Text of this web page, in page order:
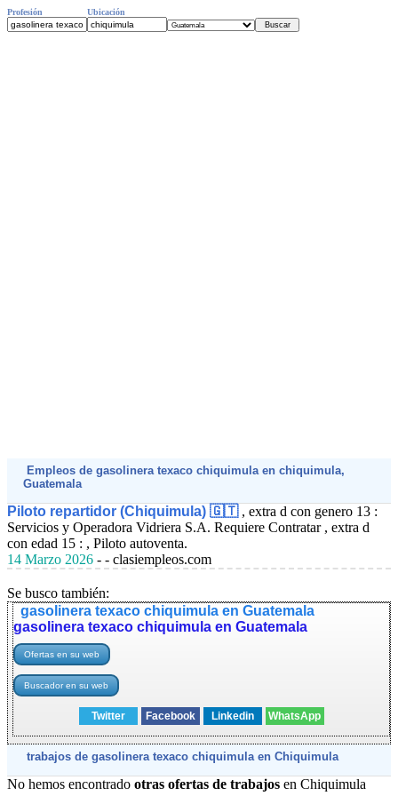
Profesión Ubicación
Empleos de gasolinera texaco chiquimula en chiquimula,
Guatemala
Piloto repartidor (Chiquimula) 🇬🇹 , extra d con genero 13 :
Servicios y Operadora Vidriera S.A. Requiere Contratar , extra d
con edad 15 : , Piloto autoventa.
14 Marzo 2026 - - clasiempleos.com
Se busco también:
gasolinera texaco chiquimula en Guatemala
gasolinera texaco chiquimula en Guatemala
Twitter Facebook Linkedin WhatsApp
trabajos de gasolinera texaco chiquimula en Chiquimula
No hemos encontrado otras ofertas de trabajos en Chiquimula